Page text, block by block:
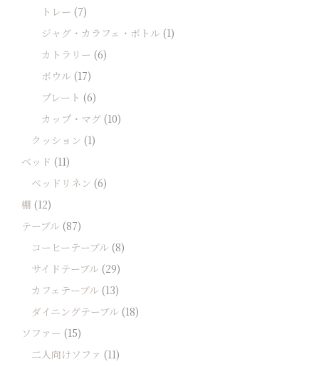
トレー (7)
ジャグ・カラフェ・ボトル (1)
カトラリー (6)
ボウル (17)
プレート (6)
カップ・マグ (10)
クッション (1)
ベッド (11)
ベッドリネン (6)
棚 (12)
テーブル (87)
コーヒーテーブル (8)
サイドテーブル (29)
カフェテーブル (13)
ダイニングテーブル (18)
ソファー (15)
二人向けソファ (11)